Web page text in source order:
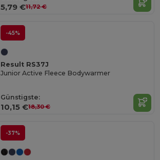
5,79 €11,72 €
-45%
Result RS37J
Junior Active Fleece Bodywarmer
Günstigste:
10,15 €18,30 €
-37%